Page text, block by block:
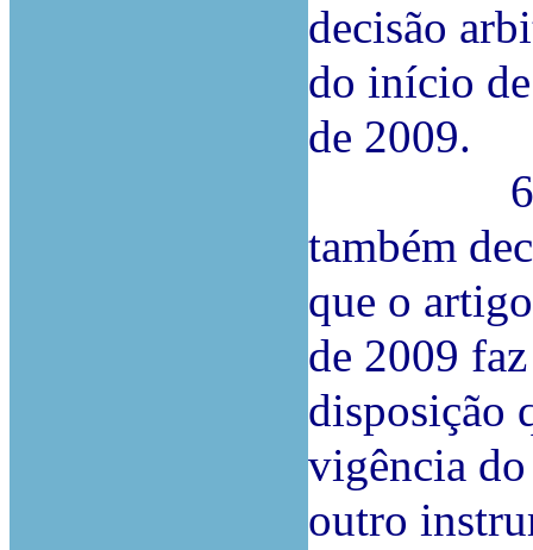
decisão
do início
de 2009.
6.ª Na
também
que o
de 2009
disposição
vigência
outro